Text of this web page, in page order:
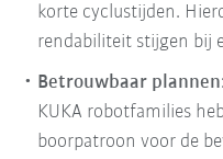
korte cyclustijden.
rendabiliteit stijgen bij
Betrouwbaar
KUKA robotfamilies
boorpatroon voor de